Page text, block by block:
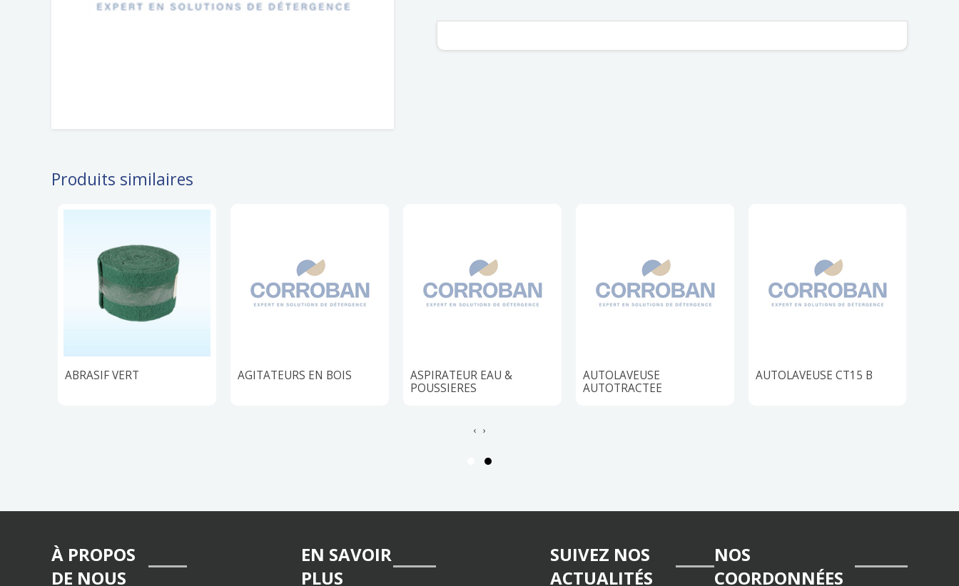
Produits similaires
ABRASIF VERT AGITATEURS EN BOIS
ASPIRATEUR EAU &
POUSSIERES
AUTOLAVEUSE
AUTOTRACTEE
AUTOLAVEUSE CT15 B
‹ ›
À PROPOS
DE NOUS
EN SAVOIR
PLUS
SUIVEZ NOS
ACTUALITÉS
NOS
COORDONNÉES